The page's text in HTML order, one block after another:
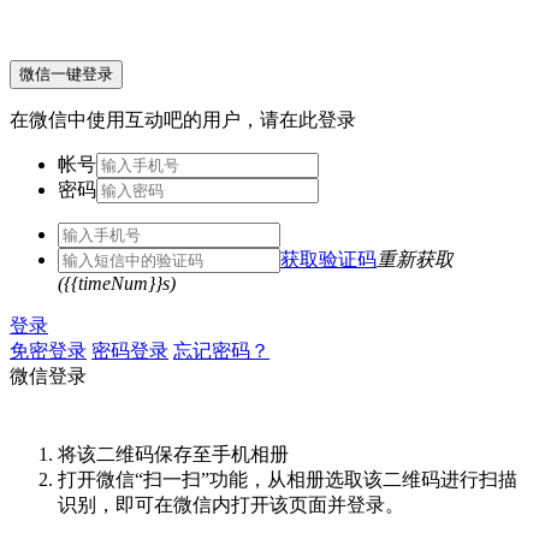
微信一键登录
在微信中使用互动吧的用户，请在此登录
帐号
密码
获取验证码重新获取
({{timeNum}}s)
登录
免密登录 密码登录 忘记密码？
微信登录
将该二维码保存至手机相册
打开微信“扫一扫”功能，从相册选取该二维码进行扫描
识别，即可在微信内打开该页面并登录。